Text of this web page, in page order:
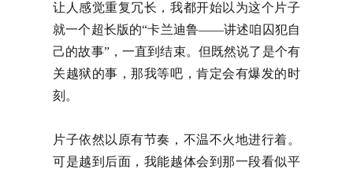
让人感觉重复冗长，我都开始以为这个片子
就一个超长版的“卡兰迪鲁——讲述咱囚犯自
己的故事”，一直到结束。但既然说了是个有
关越狱的事，那我等吧，肯定会有爆发的时
刻。
片子依然以原有节奏，不温不火地进行着。
可是越到后面，我能越体会到那一段看似平